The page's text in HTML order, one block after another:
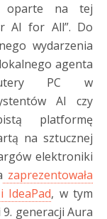
oparte na tej
AI for All”. Do
wydarzenia
agenta
PC w
AI czy
platformę
na sztucznej
elektroniki
zaprezentowała
IdeaPad, w tym
generacji Aura